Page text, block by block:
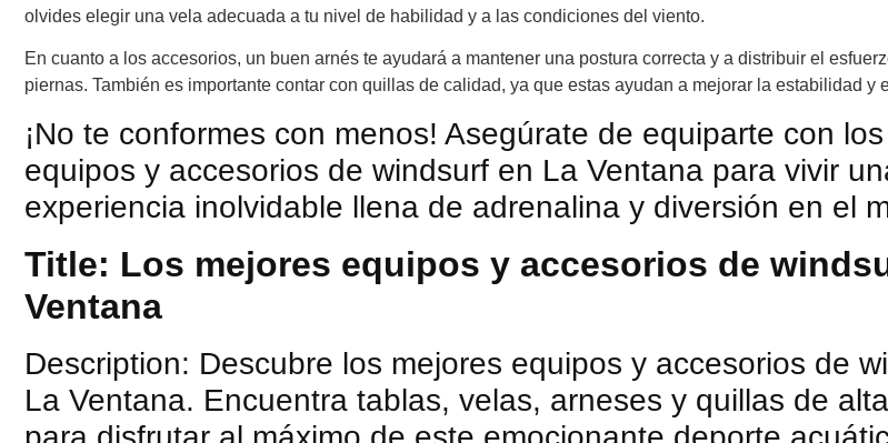
olvides elegir una vela adecuada a tu nivel de habilidad y a las condiciones del viento.
En cuanto a los accesorios, un buen arnés te ayudará a mantener una postura correcta y a distribuir el
piernas. También es importante contar con quillas de calidad, ya que estas ayudan a mejorar la estabilidad y
¡No te conformes con menos! Asegúrate de equiparte con
equipos y accesorios de windsurf en La Ventana para vivir
experiencia inolvidable llena de adrenalina y diversión en el
Title: Los mejores equipos y accesorios de
Ventana
Description: Descubre los mejores equipos y accesorios de
La Ventana. Encuentra tablas, velas, arneses y quillas de